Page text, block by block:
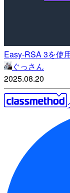
Easy-RSA 3を使
ぐっさん
2025.08.20